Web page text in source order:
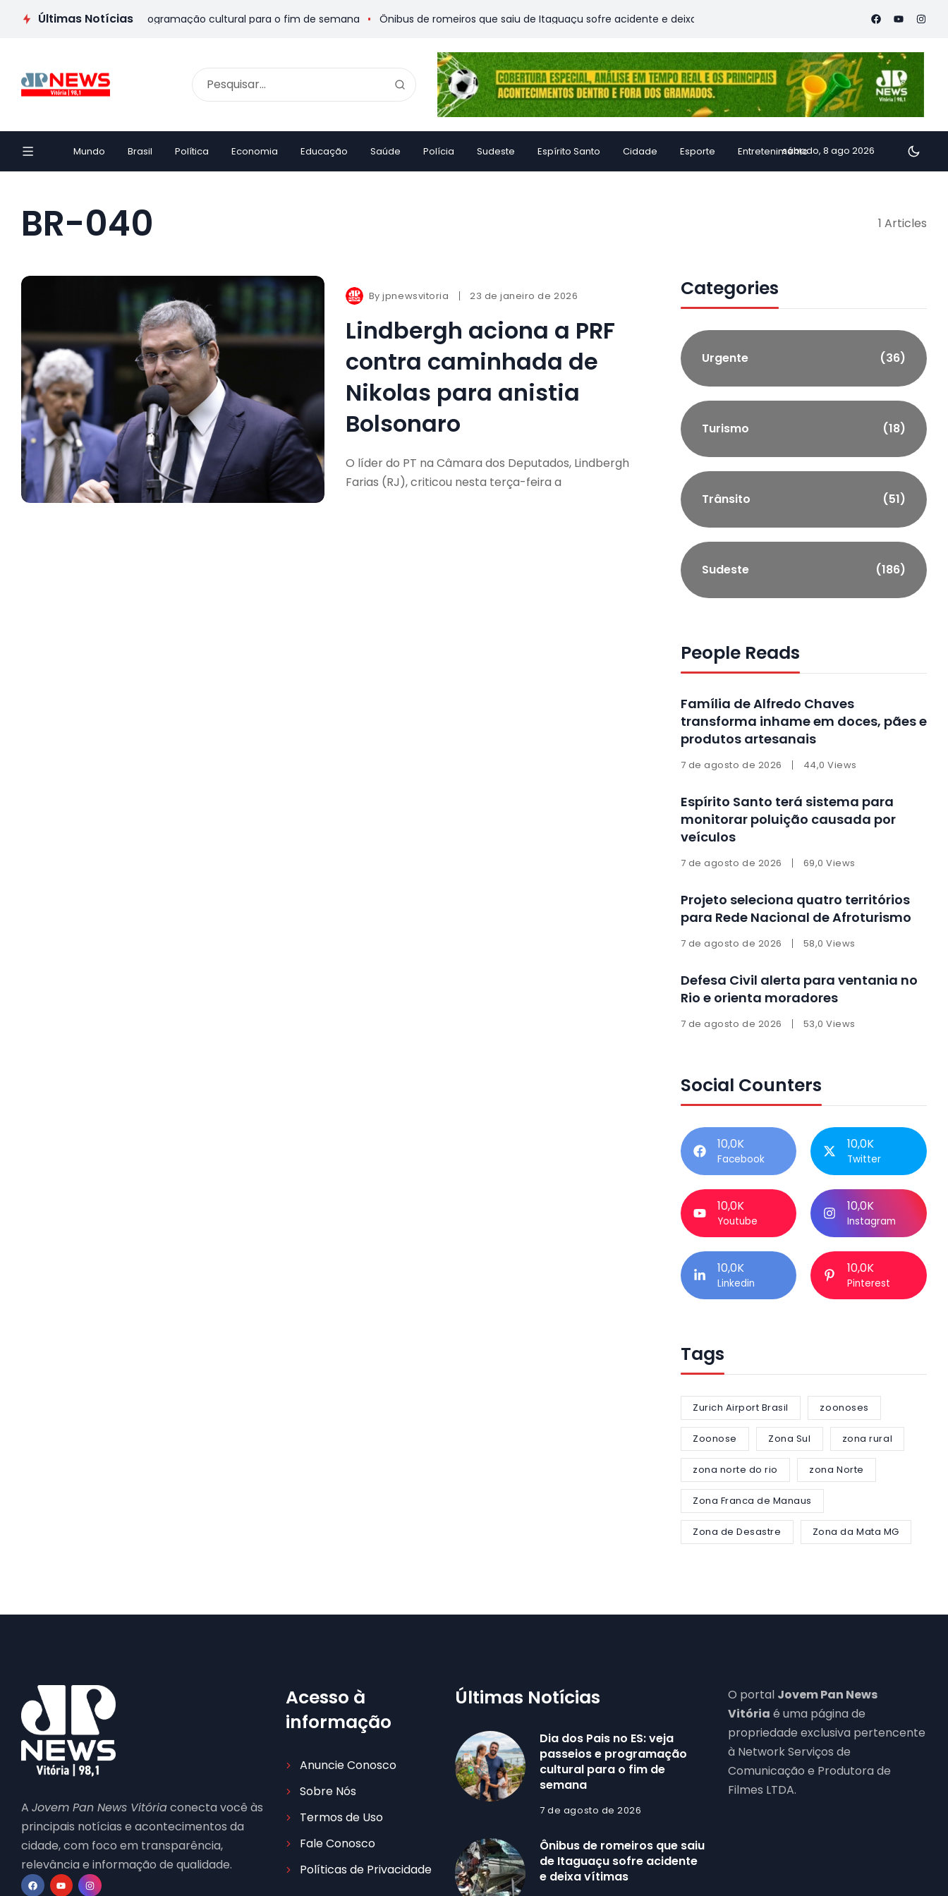
Últimas Notícias
no ES: veja passeios e programação cultural para o fim de semana Ônibus de romeiros que saiu de Itaguaçu sofre acidente e deixa vítimas Família de Alfredo Chaves transforma
Mundo Brasil Política Economia Educação Saúde Polícia Sudeste Espírito Santo Cidade Esporte Entretenimentosábado, 8 ago 2026
BR-040 1 Articles
Byjpnewsvitoria 23 de janeiro de 2026
Lindbergh aciona a PRF
contra caminhada de
Nikolas para anistia
Bolsonaro
O líder do PT na Câmara dos Deputados, Lindbergh
Farias (RJ), criticou nesta terça-feira a
Categories
Urgente (36)
Turismo (18)
Trânsito (51)
Sudeste (186)
People Reads
Família de Alfredo Chaves
transforma inhame em doces, pães e
produtos artesanais
7 de agosto de 2026 44,0 Views
Espírito Santo terá sistema para
monitorar poluição causada por
veículos
7 de agosto de 2026 69,0 Views
Projeto seleciona quatro territórios
para Rede Nacional de Afroturismo
7 de agosto de 2026 58,0 Views
Defesa Civil alerta para ventania no
Rio e orienta moradores
7 de agosto de 2026 53,0 Views
Social Counters
10,0K
Facebook
10,0K
Twitter
10,0K
Youtube
10,0K
Instagram
10,0K
Linkedin
10,0K
Pinterest
Tags
Zurich Airport Brasil zoonoses
Zoonose Zona Sul zona rural
zona norte do rio zona Norte
Zona Franca de Manaus
Zona de Desastre Zona da Mata MG
A Jovem Pan News Vitóriaconecta você às
principais notícias e acontecimentos da
cidade, com foco em transparência,
relevância e informação de qualidade.
Acesso à
informação
Anuncie Conosco
Sobre Nós
Termos de Uso
Fale Conosco
Políticas de Privacidade
Últimas Notícias
Dia dos Pais no ES: veja
passeios e programação
cultural para o fim de
semana
7 de agosto de 2026
Ônibus de romeiros que saiu
de Itaguaçu sofre acidente
e deixa vítimas
O portal Jovem Pan News
Vitória é uma página de
propriedade exclusiva pertencente
à Network Serviços de
Comunicação e Produtora de
Filmes LTDA.